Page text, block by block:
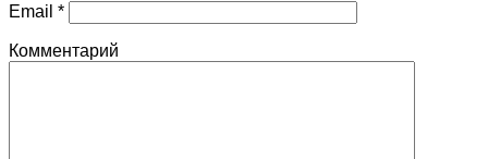
Email *
Комментарий